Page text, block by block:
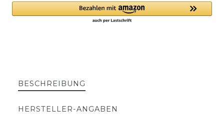
BESCHREIBUNG
HERSTELLER-ANGABEN